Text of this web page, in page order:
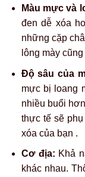
Màu mực và
đen dễ xóa
những cặp
lông màycũng
Độ sâu của
mực bị loang
nhiều buổi
thực tế sẽ
xóa của bạn .
Cơ địa: Khả
khác nhau.